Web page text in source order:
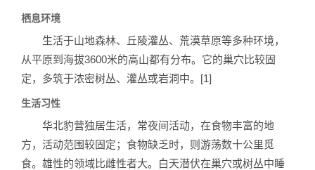
栖息环境
生活于山地森林、丘陵灌丛、荒漠草原等多种环境，
从平原到海拔3600米的高山都有分布。它的巢穴比较固
定，多筑于浓密树丛、灌丛或岩洞中。[1]
生活习性
华北豹营独居生活，常夜间活动，在食物丰富的地
方，活动范围较固定；食物缺乏时，则游荡数十公里觅
食。雄性的领域比雌性者大。白天潜伏在巢穴或树丛中睡